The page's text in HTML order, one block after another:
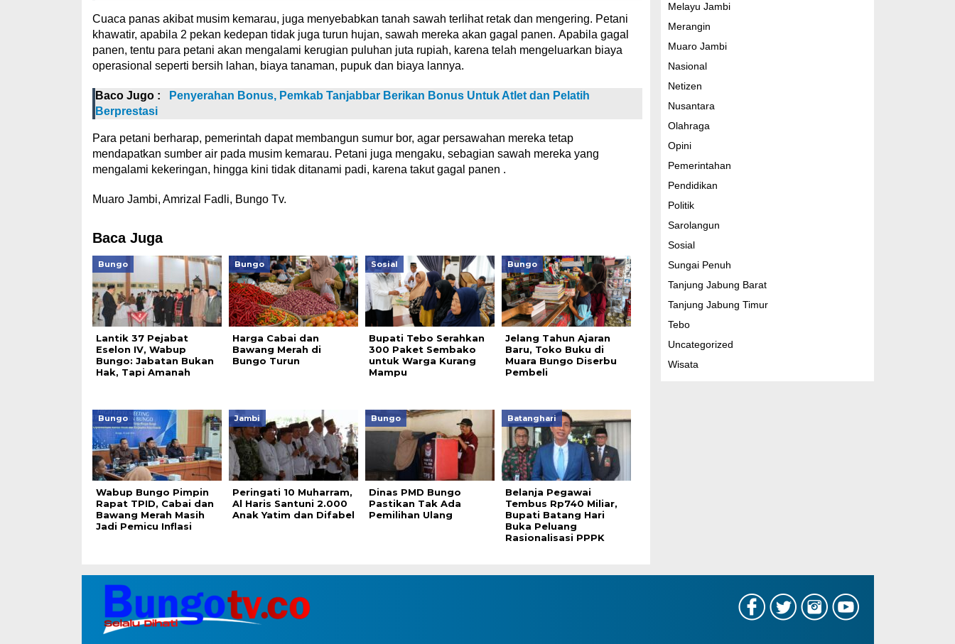
Cuaca panas akibat musim kemarau, juga menyebabkan tanah sawah terlihat retak dan mengering. Petani
khawatir, apabila 2 pekan kedepan tidak juga turun hujan, sawah mereka akan gagal panen. Apabila gagal
panen, tentu para petani akan mengalami kerugian puluhan juta rupiah, karena telah mengeluarkan biaya
operasional seperti bersih lahan, biaya tanaman, pupuk dan biaya lannya.
Baco Jugo :
Penyerahan Bonus, Pemkab Tanjabbar Berikan Bonus Untuk Atlet dan Pelatih
Berprestasi
Para petani berharap, pemerintah dapat membangun sumur bor, agar persawahan mereka tetap
mendapatkan sumber air pada musim kemarau. Petani juga mengaku, sebagian sawah mereka yang
mengalami kekeringan, hingga kini tidak ditanami padi, karena takut gagal panen .
Muaro Jambi, Amrizal Fadli, Bungo Tv.
Baca Juga
Bungo
Lantik 37 Pejabat
Eselon IV, Wabup
Bungo: Jabatan Bukan
Hak, Tapi Amanah
Bungo
Harga Cabai dan
Bawang Merah di
Bungo Turun
Sosial
Bupati Tebo Serahkan
300 Paket Sembako
untuk Warga Kurang
Mampu
Bungo
Jelang Tahun Ajaran
Baru, Toko Buku di
Muara Bungo Diserbu
Pembeli
Bungo
Wabup Bungo Pimpin
Rapat TPID, Cabai dan
Bawang Merah Masih
Jadi Pemicu Inflasi
Jambi
Peringati 10 Muharram,
Al Haris Santuni 2.000
Anak Yatim dan Difabel
Bungo
Dinas PMD Bungo
Pastikan Tak Ada
Pemilihan Ulang
Batanghari
Belanja Pegawai
Tembus Rp740 Miliar,
Bupati Batang Hari
Buka Peluang
Rasionalisasi PPPK
Melayu Jambi
Merangin
Muaro Jambi
Nasional
Netizen
Nusantara
Olahraga
Opini
Pemerintahan
Pendidikan
Politik
Sarolangun
Sosial
Sungai Penuh
Tanjung Jabung Barat
Tanjung Jabung Timur
Tebo
Uncategorized
Wisata